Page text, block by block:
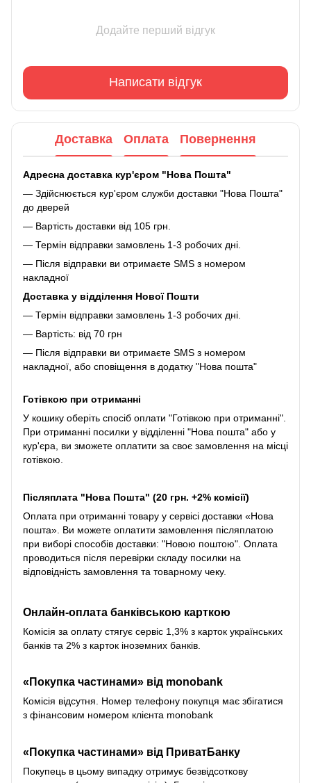
Додайте перший відгук
Написати відгук
Доставка Оплата Повернення
Адресна доставка кур'єром "Нова Пошта"
— Здійснюється кур'єром служби доставки "Нова Пошта"
до дверей
— Вартість доставки від 105 грн.
— Термін відправки замовлень 1-3 робочих дні.
— Після відправки ви отримаєте SMS з номером
накладної
Доставка у відділення Нової Пошти
— Термін відправки замовлень 1-3 робочих дні.
— Вартість: від 70 грн
— Після відправки ви отримаєте SMS з номером
накладної, або сповіщення в додатку "Нова пошта"
Готівкою при отриманні
У кошику оберіть спосіб оплати "Готівкою при отриманні".
При отриманні посилки у відділенні "Нова пошта" або у
кур'єра, ви зможете оплатити за своє замовлення на місці
готівкою.
Післяплата "Нова Пошта" (20 грн. +2% комісії)
Оплата при отриманні товару у сервісі доставки «Нова
пошта». Ви можете оплатити замовлення післяплатою
при виборі способів доставки: "Новою поштою". Оплата
проводиться після перевірки складу посилки на
відповідність замовлення та товарному чеку.
Онлайн-оплата банківською карткою
Комісія за оплату стягує сервіс 1,3% з карток українських
банків та 2% з карток іноземних банків.
«Покупка частинами» від monobank
Комісія відсутня. Номер телефону покупця має збігатися
з фінансовим номером клієнта monobank
«Покупка частинами» від ПриватБанку
Покупець в цьому випадку отримує безвідсоткову